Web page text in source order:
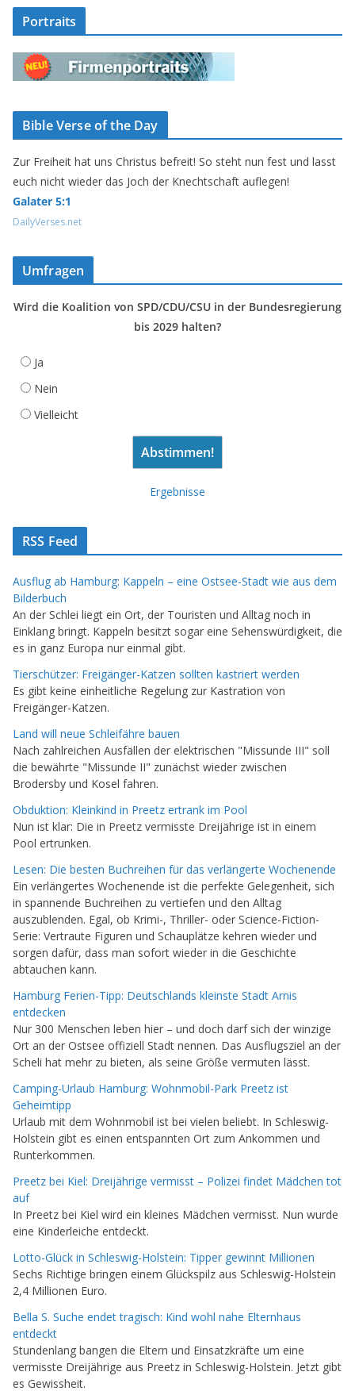
Portraits
Bible Verse of the Day
Zur Freiheit hat uns Christus befreit! So steht nun fest und lasst
euch nicht wieder das Joch der Knechtschaft auflegen!
Galater 5:1
DailyVerses.net
Umfragen
Wird die Koalition von SPD/CDU/CSU in der Bundesregierung
bis 2029 halten?
Ja
Nein
Vielleicht
Ergebnisse
RSS Feed
Ausflug ab Hamburg: Kappeln – eine Ostsee-Stadt wie aus dem
Bilderbuch
An der Schlei liegt ein Ort, der Touristen und Alltag noch in
Einklang bringt. Kappeln besitzt sogar eine Sehenswürdigkeit, die
es in ganz Europa nur einmal gibt.
Tierschützer: Freigänger-Katzen sollten kastriert werden
Es gibt keine einheitliche Regelung zur Kastration von
Freigänger-Katzen.
Land will neue Schleifähre bauen
Nach zahlreichen Ausfällen der elektrischen "Missunde III" soll
die bewährte "Missunde II" zunächst wieder zwischen
Brodersby und Kosel fahren.
Obduktion: Kleinkind in Preetz ertrank im Pool
Nun ist klar: Die in Preetz vermisste Dreijährige ist in einem
Pool ertrunken.
Lesen: Die besten Buchreihen für das verlängerte Wochenende
Ein verlängertes Wochenende ist die perfekte Gelegenheit, sich
in spannende Buchreihen zu vertiefen und den Alltag
auszublenden. Egal, ob Krimi-, Thriller- oder Science-Fiction-
Serie: Vertraute Figuren und Schauplätze kehren wieder und
sorgen dafür, dass man sofort wieder in die Geschichte
abtauchen kann.
Hamburg Ferien-Tipp: Deutschlands kleinste Stadt Arnis
entdecken
Nur 300 Menschen leben hier – und doch darf sich der winzige
Ort an der Ostsee offiziell Stadt nennen. Das Ausflugsziel an der
Scheli hat mehr zu bieten, als seine Größe vermuten lässt.
Camping-Urlaub Hamburg: Wohnmobil-Park Preetz ist
Geheimtipp
Urlaub mit dem Wohnmobil ist bei vielen beliebt. In Schleswig-
Holstein gibt es einen entspannten Ort zum Ankommen und
Runterkommen.
Preetz bei Kiel: Dreijährige vermisst – Polizei findet Mädchen tot
auf
In Preetz bei Kiel wird ein kleines Mädchen vermisst. Nun wurde
eine Kinderleiche entdeckt.
Lotto-Glück in Schleswig-Holstein: Tipper gewinnt Millionen
Sechs Richtige bringen einem Glückspilz aus Schleswig-Holstein
2,4 Millionen Euro.
Bella S. Suche endet tragisch: Kind wohl nahe Elternhaus
entdeckt
Stundenlang bangen die Eltern und Einsatzkräfte um eine
vermisste Dreijährige aus Preetz in Schleswig-Holstein. Jetzt gibt
es Gewissheit.